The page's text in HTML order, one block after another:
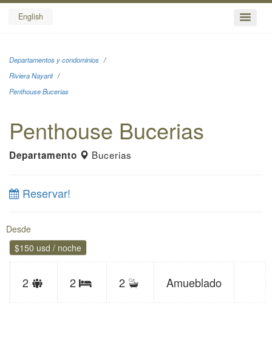
English
Departamentos y condominios
Riviera Nayarit
Penthouse Bucerias
Penthouse Bucerias
Departamento Bucerias
Reservar!
Desde
$150 usd / noche
2
Límite2 Recámaras
2 BañosAmueblado